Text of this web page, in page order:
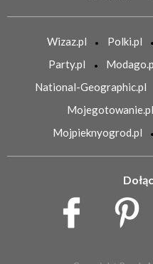
Wizaz.pl Polki.pl
Party.pl
National-Geographic.pl
Mojegotowanie.pl
Mojpieknyogrod.pl